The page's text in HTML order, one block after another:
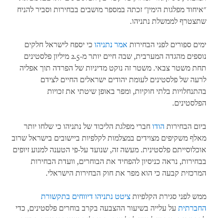
"איחוד מפלגות הימין" זכתה במספר מושבים בבחירות וסביר להניח
שתצטרף לממשלת נתניהו.
ימים ספורים לפני הבחירות אמר נתניהו כי יספח לישראל חלקים
נוספים מהגדה המערבית, שבה חיים יותר מ-2.5 מיליון פלסטינים
תחת משטר צבאי. משטר זה נוקט מדיניות של הפרדה תוך אפליה
לרעה של פלסטינים לעומת יהודים ישראלים החיים לצידם
בהתנחלויות בלתי חוקיות, ומפר באופן שיטתי את זכויות
הפלסטינים.
ביום הבחירות הודו חברי מפלגת הליכוד של נתניהו כי שלחו יותר
מאלף משקיפים מצוידים במצלמות לקלפיות ביישובים בישראל שרוב
אוכלוסייתם פלסטינית. מעשה זה, שנועד על-פי הטענה למנוע זיופים
בבחירות, נראה כניסיון להפחיד את הבוחרים, וועדת הבחירות
המרכזית קבעה כי הוא מפר את חוק הבחירות הישראלי.
ממש לפני סגירת הקלפיות ציטט נתניהו דיווחים בתקשורת
החברתית על עלייה בשיעור ההצבעה בקרב בוחרים פלסטינים, כדי